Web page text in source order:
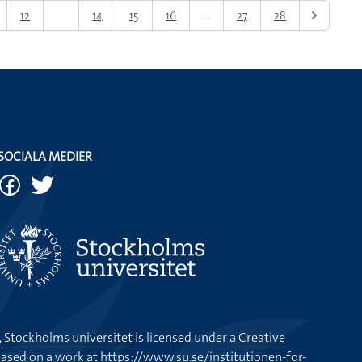
12 14 15 16 ... 27 28
MEDIER
universitetis licensed under aCreative
on a work athttps://www.su.se/institutionen-for-